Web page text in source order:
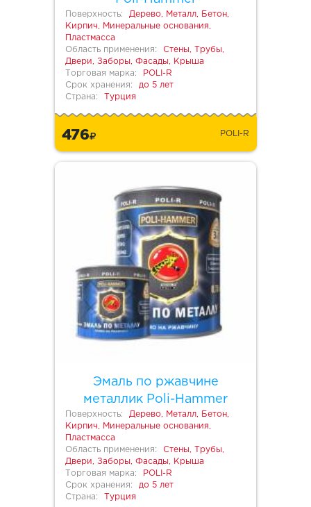
Поверхность:
Дерево, Металл, Бетон,
Кирпич, Минеральные основания,
Пластмасса
Область применения:
Стены, Трубы,
Двери, Заборы, Фасады, Крыша
Торговая марка:
POLI-R
Срок хранения:
до 5 лет
Страна:
Турция
476 POLI-R
Эмаль по ржавчине
металлик Poli-Hammer
Поверхность:
Дерево, Металл, Бетон,
Кирпич, Минеральные основания,
Пластмасса
Область применения:
Стены, Трубы,
Двери, Заборы, Фасады, Крыша
Торговая марка:
POLI-R
Срок хранения:
до 5 лет
Страна:
Турция